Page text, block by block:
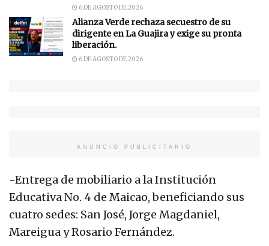
6 DE AGOSTO DE 2026
Alianza Verde rechaza secuestro de su
dirigente en La Guajira y exige su pronta
liberación.
6 DE AGOSTO DE 2026
ANUNCIO PUBLICITARIO
-Entrega de mobiliario a la Institución
Educativa No. 4 de Maicao, beneficiando sus
cuatro sedes: San José, Jorge Magdaniel,
Mareigua y Rosario Fernández.